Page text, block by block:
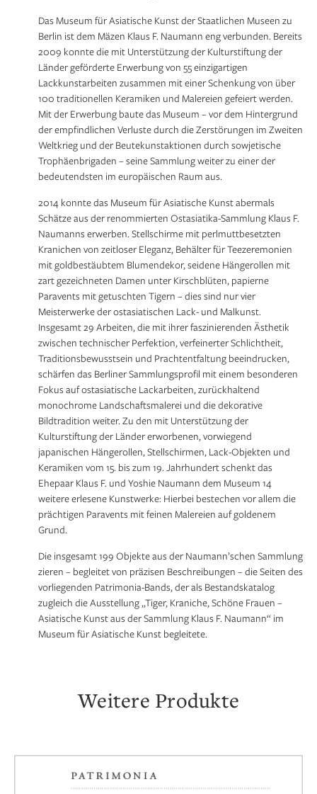
Das Museum für Asiatische Kunst der Staatlichen Museen zu
Berlin ist dem Mäzen Klaus F. Naumann eng verbunden. Bereits
2009 konnte die mit Unterstützung der Kulturstiftung der
Länder geförderte Erwerbung von 55 einzigartigen
Lackkunstarbeiten zusammen mit einer Schenkung von über
100 traditionellen Keramiken und Malereien gefeiert werden.
Mit der Erwerbung baute das Museum – vor dem Hintergrund
der empfindlichen Verluste durch die Zerstörungen im Zweiten
Weltkrieg und der Beutekunstaktionen durch sowjetische
Trophäenbrigaden – seine Sammlung weiter zu einer der
bedeutendsten im europäischen Raum aus.
2014 konnte das Museum für Asiatische Kunst abermals
Schätze aus der renommierten Ostasiatika-Sammlung Klaus F.
Naumanns erwerben. Stellschirme mit perlmuttbesetzten
Kranichen von zeitloser Eleganz, Behälter für Teezeremonien
mit goldbestäubtem Blumendekor, seidene Hängerollen mit
zart gezeichneten Damen unter Kirschblüten, papierne
Paravents mit getuschten Tigern – dies sind nur vier
Meisterwerke der ostasiatischen Lack- und Malkunst.
Insgesamt 29 Arbeiten, die mit ihrer faszinierenden Ästhetik
zwischen technischer Perfektion, verfeinerter Schlichtheit,
Traditionsbewusstsein und Prachtentfaltung beeindrucken,
schärfen das Berliner Sammlungsprofil mit einem besonderen
Fokus auf ostasiatische Lackarbeiten, zurückhaltend
monochrome Landschaftsmalerei und die dekorative
Bildtradition weiter. Zu den mit Unterstützung der
Kulturstiftung der Länder erworbenen, vorwiegend
japanischen Hängerollen, Stellschirmen, Lack-Objekten und
Keramiken vom 15. bis zum 19. Jahrhundert schenkt das
Ehepaar Klaus F. und Yoshie Naumann dem Museum 14
weitere erlesene Kunstwerke: Hierbei bestechen vor allem die
prächtigen Paravents mit feinen Malereien auf goldenem
Grund.
Die insgesamt 199 Objekte aus der Naumann’schen Sammlung
zieren – begleitet von präzisen Beschreibungen – die Seiten des
vorliegenden Patrimonia-Bands, der als Bestandskatalog
zugleich die Ausstellung „Tiger, Kraniche, Schöne Frauen –
Asiatische Kunst aus der Sammlung Klaus F. Naumann“ im
Museum für Asiatische Kunst begleitete.
Weitere Produkte